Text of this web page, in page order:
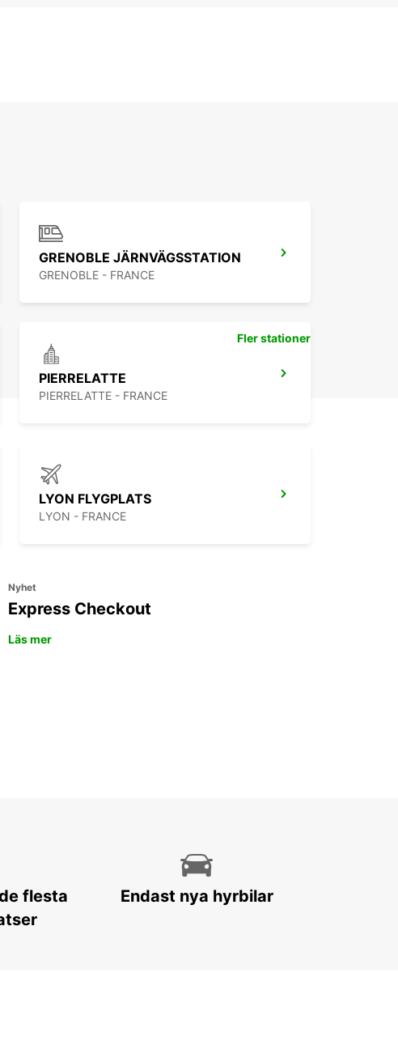
GRENOBLE JÄRNVÄGSSTATION
GRENOBLE - FRANCE
PIERRELATTE
PIERRELATTE - FRANCE
LYON FLYGPLATS
LYON - FRANCE
Fler stationer
Nyhet
Express Checkout
Läs mer
flesta
Endast nya hyrbilar